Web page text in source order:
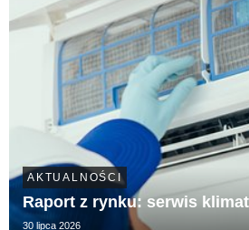
AKTUALNOŚCI
Raport z rynku: serwis
30 lipca 2026